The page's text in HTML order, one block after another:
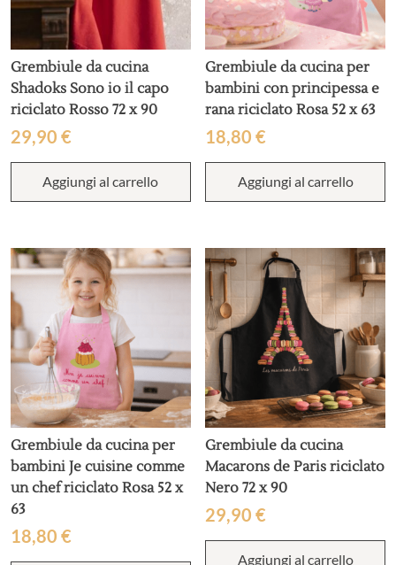
Grembiule da cucina
Shadoks Sono io il capo
riciclato Rosso 72 x 90
29,90 €
Aggiungi al carrello
Grembiule da cucina per
bambini con principessa e
rana riciclato Rosa 52 x 63
18,80€
Aggiungi al carrello
Grembiule da cucina per
bambini Je cuisine comme
un chef riciclato Rosa 52 x
63
18,80 €
Grembiule da cucina
Macarons de Paris riciclato
Nero 72 x 90
29,90€
Aggiungi al carrello